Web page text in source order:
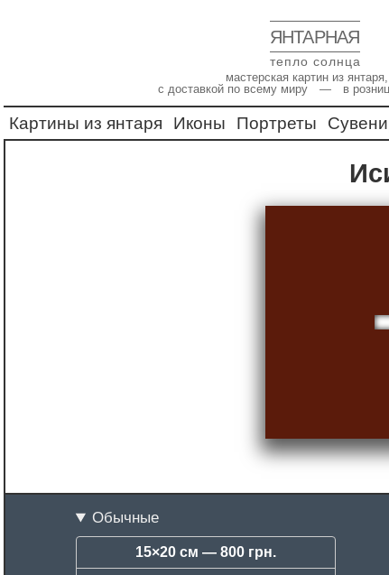
ЯНТАРНАЯ
тепло солнца
мастерская картин из
с доставкой по всему миру — в
Картины из янтаря Иконы Портреты
Обычные
15×20 см — 800 грн.